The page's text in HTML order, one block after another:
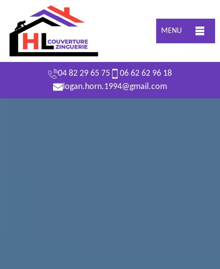
MENU
04 82 29 65 75
06 62 62 96 18
logan.horn.1994@gmail.com